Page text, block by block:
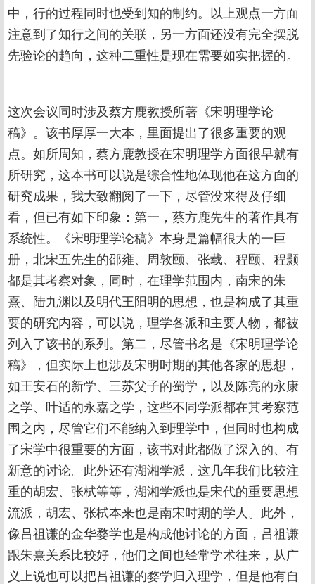
中，行的过程同时也受到知的制约。以上观点一方面
注意到了知行之间的关联，另一方面还没有完全摆脱
先验论的趋向，这种二重性是现在需要如实把握的。
这次会议同时涉及蔡方鹿教授所著《宋明理学论
稿》。该书厚厚一大本，里面提出了很多重要的观
点。如所周知，蔡方鹿教授在宋明理学方面很早就有
所研究，这本书可以说是综合性地体现他在这方面的
研究成果，我大致翻阅了一下，尽管没来得及仔细
看，但已有如下印象：第一，蔡方鹿先生的著作具有
系统性。《宋明理学论稿》本身是篇幅很大的一巨
册，北宋五先生的邵雍、周敦颐、张载、程颐、程颢
都是其考察对象，同时，在理学范围内，南宋的朱
熹、陆九渊以及明代王阳明的思想，也是构成了其重
要的研究内容，可以说，理学各派和主要人物，都被
列入了该书的系列。第二，尽管书名是《宋明理学论
稿》，但实际上也涉及宋明时期的其他各家的思想，
如王安石的新学、三苏父子的蜀学，以及陈亮的永康
之学、叶适的永嘉之学，这些不同学派都在其考察范
围之内，尽管它们不能纳入到理学中，但同时也构成
了宋学中很重要的方面，该书对此都做了深入的、有
新意的讨论。此外还有湖湘学派，这几年我们比较注
重的胡宏、张栻等等，湖湘学派也是宋代的重要思想
流派，胡宏、张栻本来也是南宋时期的学人。此外，
像吕祖谦的金华婺学也是构成他讨论的方面，吕祖谦
跟朱熹关系比较好，他们之间也经常学术往来，从广
义上说也可以把吕祖谦的婺学归入理学，但是他有自